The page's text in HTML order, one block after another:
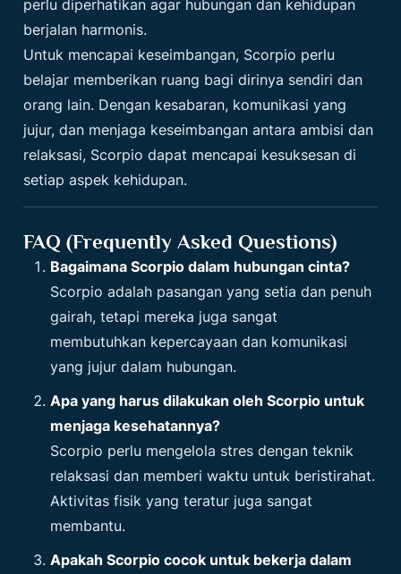
perlu diperhatikan agar hubungan dan kehidupan
berjalan harmonis.
Untuk mencapai keseimbangan, Scorpio perlu
belajar memberikan ruang bagi dirinya sendiri dan
orang lain. Dengan kesabaran, komunikasi yang
jujur, dan menjaga keseimbangan antara ambisi dan
relaksasi, Scorpio dapat mencapai kesuksesan di
setiap aspek kehidupan.
FAQ (Frequently Asked Questions)
Bagaimana Scorpio dalam hubungan cinta?
Scorpio adalah pasangan yang setia dan penuh
gairah, tetapi mereka juga sangat
membutuhkan kepercayaan dan komunikasi
yang jujur dalam hubungan.
Apa yang harus dilakukan oleh Scorpio untuk
menjaga kesehatannya?
Scorpio perlu mengelola stres dengan teknik
relaksasi dan memberi waktu untuk beristirahat.
Aktivitas fisik yang teratur juga sangat
membantu.
Apakah Scorpio cocok untuk bekerja dalam